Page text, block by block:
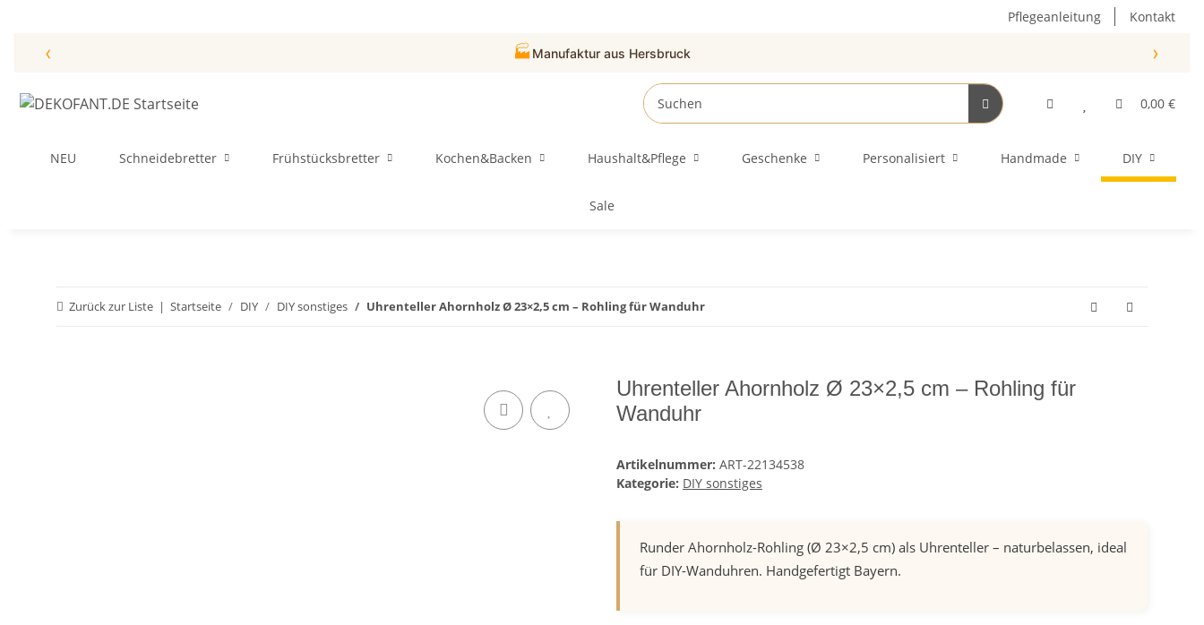
Pflegeanleitung Kontakt
‹ 🏭 Manufaktur aus Hersbruck ›
0,00 €
NEU Schneidebretter Frühstücksbretter Kochen&Backen Haushalt&Pflege Geschenke Personalisiert Handmade DIY
Sale
Zurück zur Liste Startseite DIY DIY sonstiges Uhrenteller Ahornholz Ø 23×2,5 cm – Rohling für Wanduhr
Uhrenteller Ahornholz Ø 23×2,5 cm – Rohling für
Wanduhr
Artikelnummer: ART-22134538
Kategorie: DIY sonstiges
Runder Ahornholz-Rohling (Ø 23×2,5 cm) als Uhrenteller – naturbelassen, ideal
für DIY-Wanduhren. Handgefertigt Bayern.